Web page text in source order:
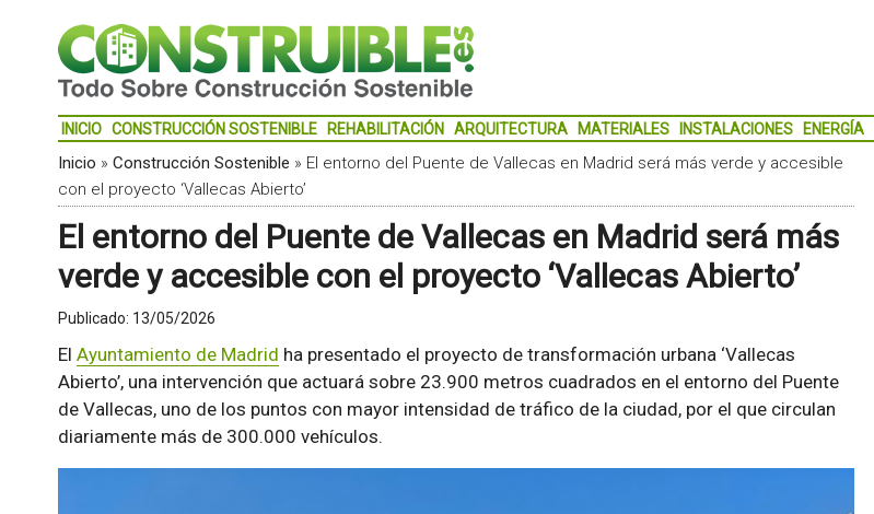
INICIO CONSTRUCCIÓN SOSTENIBLE REHABILITACIÓN ARQUITECTURA MATERIALES INSTALACIONES ENERGÍA
Inicio » Construcción Sostenible » El entorno del Puente de Vallecas en Madrid será más verde y accesible
con el proyecto ‘Vallecas Abierto’
El entorno del Puente de Vallecas en Madrid será más
verde y accesible con el proyecto ‘Vallecas Abierto’
Publicado: 13/05/2026
El Ayuntamiento de Madrid ha presentado el proyecto de transformación urbana ‘Vallecas
Abierto’, una intervención que actuará sobre 23.900 metros cuadrados en el entorno del Puente
de Vallecas, uno de los puntos con mayor intensidad de tráfico de la ciudad, por el que circulan
diariamente más de 300.000 vehículos.